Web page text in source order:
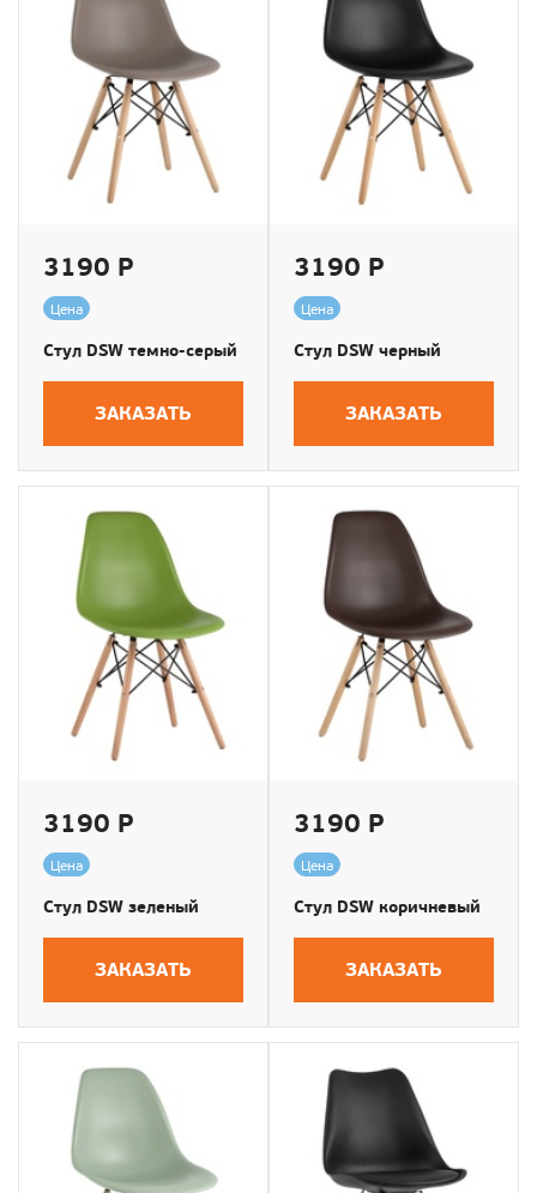
3190 Р
Цена
Стул DSW темно-серый
ЗАКАЗАТЬ
3190 Р
Цена
Стул DSW черный
ЗАКАЗАТЬ
3190 Р
Цена
Стул DSW зеленый
ЗАКАЗАТЬ
3190 Р
Цена
Стул DSW коричневый
ЗАКАЗАТЬ